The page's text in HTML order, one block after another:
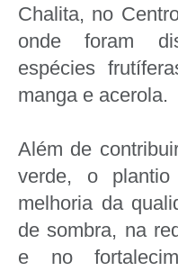
Chalita, no
onde foram
espécies
manga e acerola.
Além de
verde, o
melhoria da
de sombra, na
e no